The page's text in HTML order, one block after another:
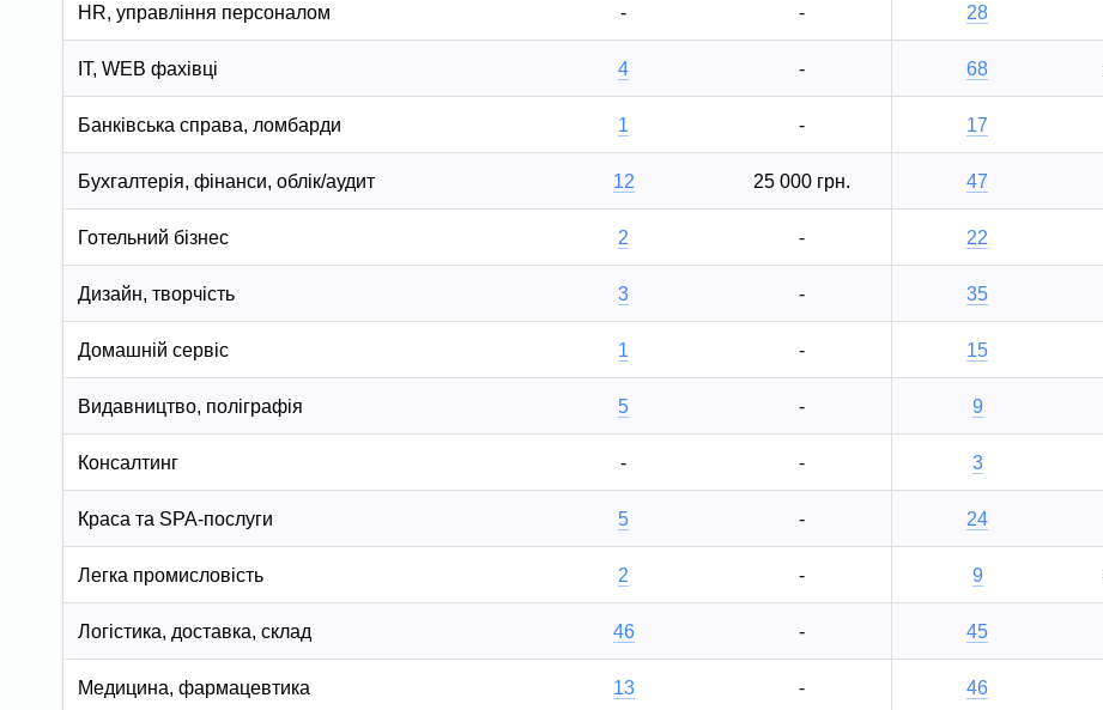
HR, управління персоналом - - 28
IT, WEB фахівці 4 - 68
Банківська справа, ломбарди 1 - 17
Бухгалтерія, фінанси, облік/аудит 12 25 000 грн. 47
Готельний бізнес 2 - 22
Дизайн, творчість 3 - 35
Домашній сервіс 1 - 15
Видавництво, поліграфія 5 - 9
Консалтинг - - 3
Краса та SPA-послуги 5 - 24
Легка промисловість 2 - 9
Логістика, доставка, склад 46 - 45
Медицина, фармацевтика 13 - 46